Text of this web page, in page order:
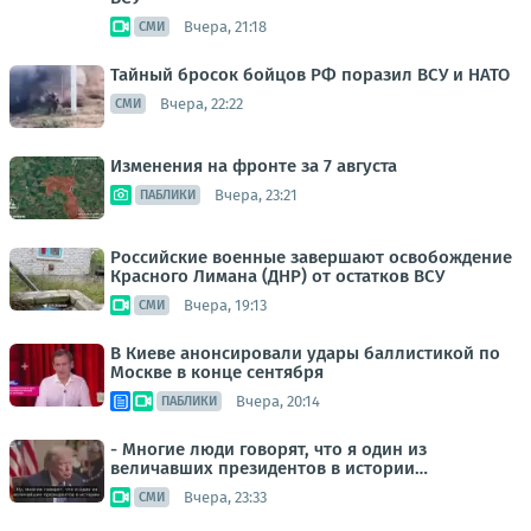
СМИ Вчера, 21:18
Тайный бросок бойцов РФ поразил ВСУ и НАТО
СМИ Вчера, 22:22
Изменения на фронте за 7 августа
ПАБЛИКИ Вчера, 23:21
Российские военные завершают освобождение
Красного Лимана (ДНР) от остатков ВСУ
СМИ Вчера, 19:13
В Киеве анонсировали удары баллистикой по
Москве в конце сентября
ПАБЛИКИ Вчера, 20:14
- Многие люди говорят, что я один из
величавших президентов в истории…
СМИ Вчера, 23:33